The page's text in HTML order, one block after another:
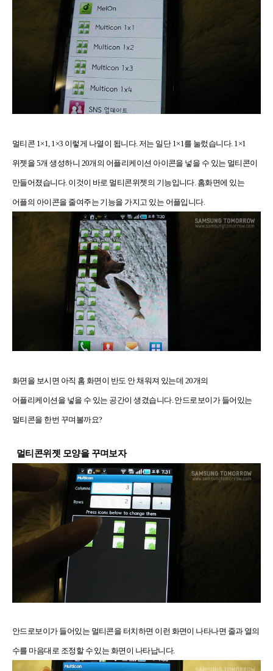
멀티콘 1×1, 1×3 이렇게 나열이 됩니다. 저는 일단 1×1를 눌렀습니다. 1×1
위젯을 5개 생성하니 20개의 어플리케이션 아이콘을 넣을 수 있는 멀티콘이
만들어졌습니다. 이것이 바로 멀티콘위젯의 기능입니다. 홈화면에 있는
어플의 아이콘을 줄여주는 기능을 가지고 있는 어플입니다.
화면을 보시면 아직 홈 화면이 반도 안 채워져 있는데 20개의
어플리케이션을 넣을 수 있는 공간이 생겼습니다. 안드로보이가 들어있는
멀티콘을 한번 꾸며볼까요?
멀티콘위젯 모양을 꾸며보자
안드로보이가 들어있는 멀티콘을 터치하면 이런 화면이 나타나면 줄과 열의
수를 마음대로 조정할 수 있는 화면이 나타납니다.